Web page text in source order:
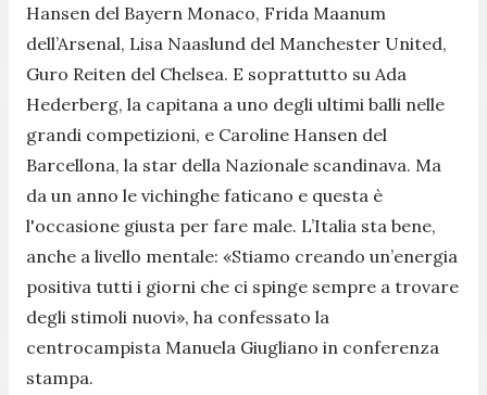
Hansen del Bayern Monaco, Frida Maanum
dell’Arsenal, Lisa Naaslund del Manchester United,
Guro Reiten del Chelsea. E soprattutto su Ada
Hederberg, la capitana a uno degli ultimi balli nelle
grandi competizioni, e Caroline Hansen del
Barcellona, la star della Nazionale scandinava. Ma
da un anno le vichinghe faticano e questa è
l'occasione giusta per fare male. L’Italia sta bene,
anche a livello mentale: «Stiamo creando un’energia
positiva tutti i giorni che ci spinge sempre a trovare
degli stimoli nuovi», ha confessato la
centrocampista Manuela Giugliano in conferenza
stampa.